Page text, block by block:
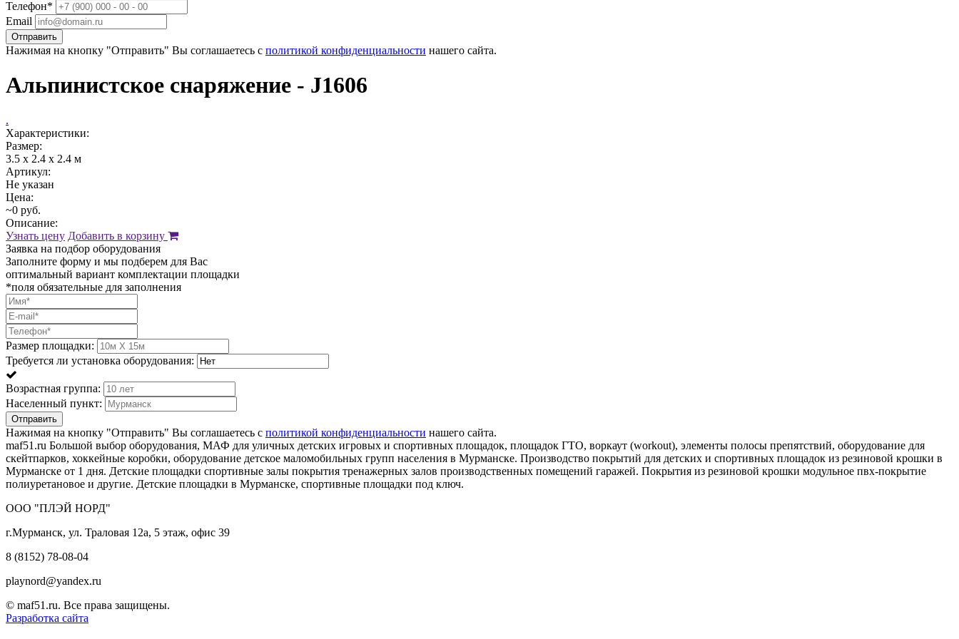
Телефон*
Email
Отправить
Нажимая на кнопку "Отправить" Вы соглашаетесь с политикой конфиденциальности нашего сайта.
Альпинистское снаряжение - J1606
.
Характеристики:
Размер:
3.5 x 2.4 x 2.4 м
Артикул:
Не указан
Цена:
~0 руб.
Описание:
Узнать цену Добавить в корзину
Заявка на подбор оборудования
Заполните форму и мы подберем для Вас
оптимальный вариант комплектации площадки
*поля обязательные для заполнения
Размер площадки:
Требуется ли установка оборудования:
Возрастная группа:
Населенный пункт:
Отправить
Нажимая на кнопку "Отправить" Вы соглашаетесь с политикой конфиденциальности нашего сайта.
maf51.ru Большой выбор оборудования, МАФ для уличных детских игровых и спортивных площадок, площадок ГТО, воркаут (workout), элементы полосы препятствий, оборудование для
скейтпарков, хоккейные коробки, оборудование детское маломобильных групп населения в Мурманске. Производство покрытий для детских и спортивных площадок из резиновой крошки в
Мурманске от 1 дня. Детские площадки спортивные залы покрытия тренажерных залов производственных помещений гаражей. Покрытия из резиновой крошки модульное пвх-покрытие
полиуретановое и другие. Детские площадки в Мурманске, спортивные площадки под ключ.
ООО "ПЛЭЙ НОРД"
г.Мурманск, ул. Траловая 12а, 5 этаж, офис 39
8 (8152) 78-08-04
playnord@yandex.ru
© maf51.ru. Все права защищены.
Разработка сайта